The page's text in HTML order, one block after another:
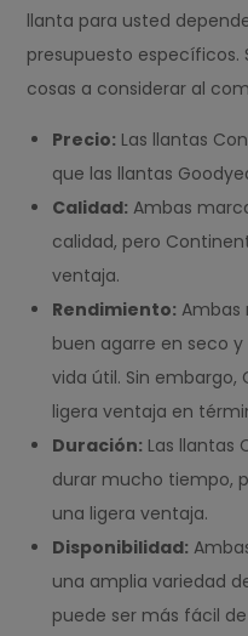
llanta para usted
presupuesto específicos.
cosas a considerar al
Precio: Las llantas
que las llantas
Calidad: Ambas
calidad, pero
ventaja.
Rendimiento: Ambas
buen agarre en seco
vida útil. Sin
ligera ventaja en
Duración: Las llantas
durar mucho tiempo,
una ligera ventaja.
Disponibilidad:
una amplia variedad
puede ser más fácil